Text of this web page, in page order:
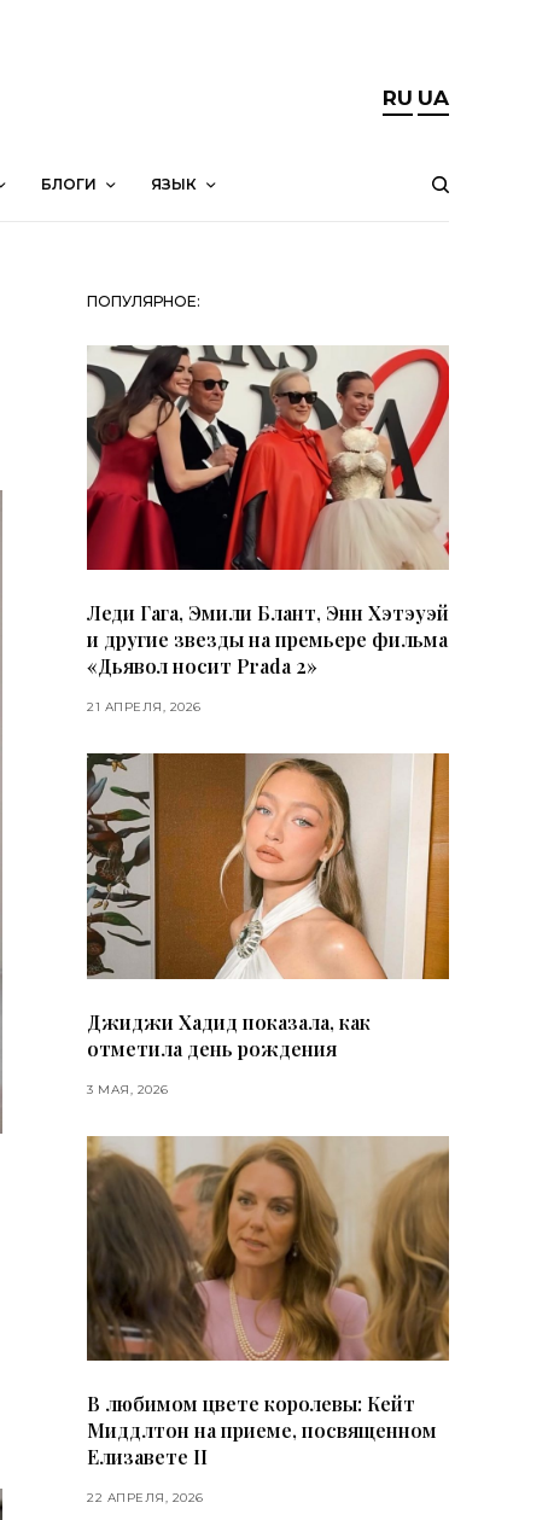
RU UA
БЛОГИ ЯЗЫК
ПОПУЛЯРНОЕ:
Леди Гага, Эмили Блант, Энн Хэтэуэй
и другие звезды на премьере фильма
«Дьявол носит Prada 2»
21 АПРЕЛЯ, 2026
Джиджи Хадид показала, как
отметила день рождения
3 МАЯ, 2026
В любимом цвете королевы: Кейт
Миддлтон на приеме, посвященном
Елизавете II
22 АПРЕЛЯ, 2026